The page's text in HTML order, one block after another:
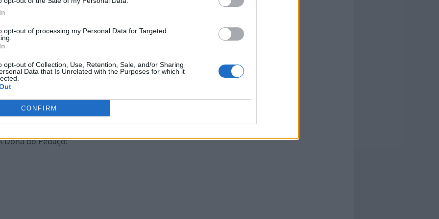
opt-out of processing my Personal Data for Targeted
opt-out of Collection, Use, Retention, Sale, and/or Sharing
Data that Is Unrelated with the Purposes for which it
CONFIRM
Dona do Pedaço: